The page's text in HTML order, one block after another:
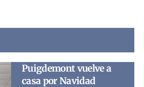
Puigdemont vuelve a
casa por Navidad